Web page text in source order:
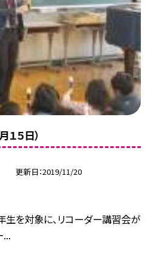
１５日）
更新日 2019/11/20
生を対象に、リコーダー講習会が
...